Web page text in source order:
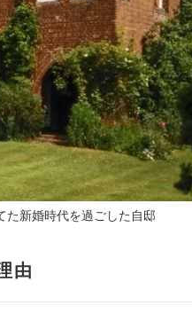
た新婚時代を過ごした自邸
由